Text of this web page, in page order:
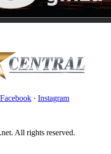
Facebook · Instagram
All rights reserved.